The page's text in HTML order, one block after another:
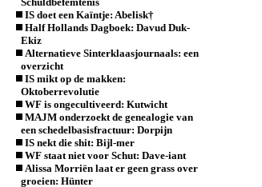
IS doet een Kaïntje: Abelisk†
Half Hollands Dagboek: Davud Duk-
Ekiz
Alternatieve Sinterklaasjournaals: een
overzicht
IS mikt op de makken:
Oktoberrevolutie
WF is ongecultiveerd: Kutwicht
MAJM onderzoekt de genealogie van
een schedelbasisfractuur: Dorpijn
IS nekt die shit: Bijl-mer
WF staat niet voor Schut: Dave-iant
Alissa Morriën laat er geen grass over
groeien: Hünter